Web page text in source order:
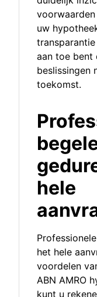
uw
aan toe bent
beslissingen
toekomst.
hele
het hele
voordelen
ABN AMRO
kunt u